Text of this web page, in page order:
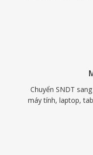
Chuyển SNDT
máy tính, laptop,